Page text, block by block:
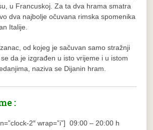
u Francuskoj. Za ta dva hrama smatra
dva najbolje očuvana rimska spomenika
Italije.
od kojeg je sačuvan samo stražnji
da je izgrađen u isto vrijeme i u istom
naziva se Dijanin hram.
:
2″ wrap=”i”] 09:00 – 20:00 h